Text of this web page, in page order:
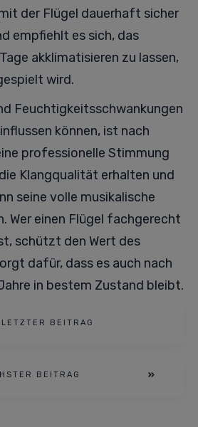
der Flügel dauerhaft sicher
empfiehlt es sich, das
akklimatisieren zu lassen,
wird.
Feuchtigkeitsschwankungen
können, ist nach
professionelle Stimmung
Klangqualität erhalten und
seine volle musikalische
Wer einen Flügel fachgerecht
schützt den Wert des
dafür, dass es auch nach
in bestem Zustand bleibt.
LETZTER BEITRAG
BEITRAG